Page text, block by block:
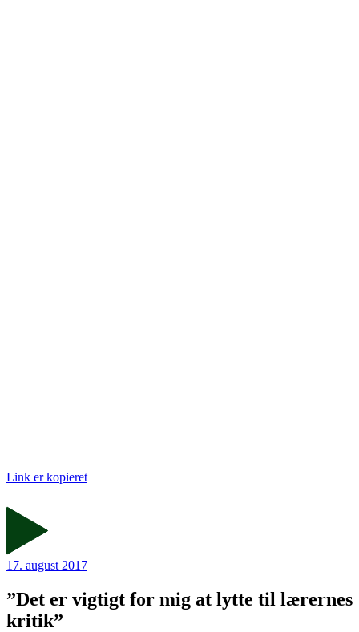
Link er kopieret
17. august 2017
”Det er vigtigt for mig at lytte til lærernes
kritik”